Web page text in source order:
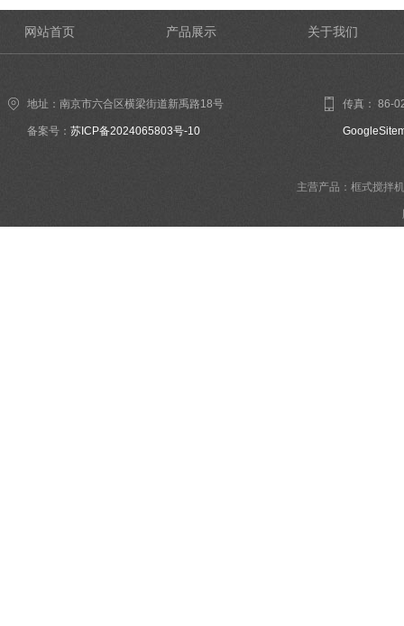
网站首页 产品展示 关于我们
地址：南京市六合区横梁街道新禹路18号
备案号： 苏ICP备2024065803号-10
传真： 86-
主营产品：框式搅拌